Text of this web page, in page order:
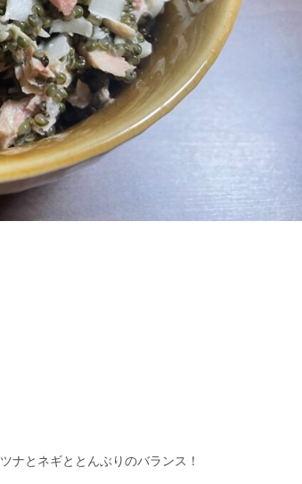
ツナとネギととんぶりのバランス！